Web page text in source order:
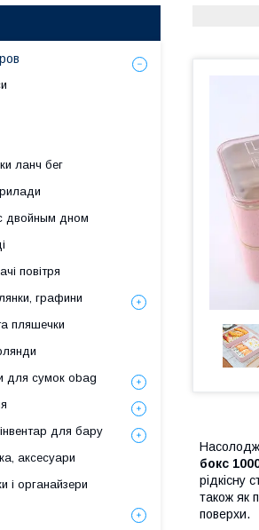
бокс
рідкісну
також як
поверхи.
ланч бег
двойным дном
повітря
графини
пляшечки
для сумок obag
для бару
аксесуари
і органайзери